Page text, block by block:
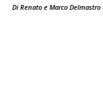
Di Renato e Marco Delmastro